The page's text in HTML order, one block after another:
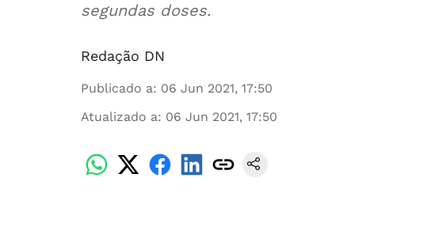
segundas doses.
Redação DN
Publicado a: 06 Jun 2021, 17:50
Atualizado a: 06 Jun 2021, 17:50